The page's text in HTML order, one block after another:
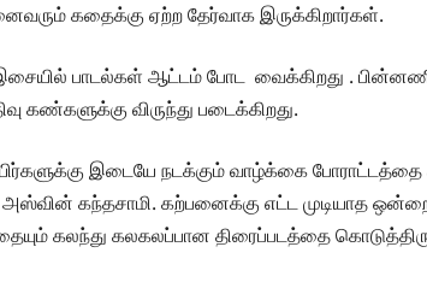
கதைக்கு ஏற்ற தேர்வாக இருக்கிறார்கள்.
பாடல்கள் ஆட்டம் போட வைக்கிறது . பின்னணி
கண்களுக்கு விருந்து படைக்கிறது.
இடையே நடக்கும் வாழ்க்கை
கந்தசாமி. கற்பனைக்கு எட்ட முடியாத ஒன்றை
கலந்து கலகலப்பான திரைப்படத்தை